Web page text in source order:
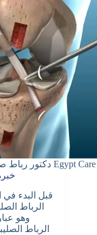
دكتور رباط صليبي تابع لتأمين Egypt Care
قبل البدء
الرباط
وهو
الرباط